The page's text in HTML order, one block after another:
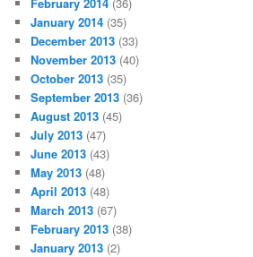
January 2014 (35)
December 2013 (33)
November 2013 (40)
October 2013 (35)
September 2013 (36)
August 2013 (45)
July 2013 (47)
June 2013 (43)
May 2013 (48)
April 2013 (48)
March 2013 (67)
February 2013 (38)
January 2013 (2)